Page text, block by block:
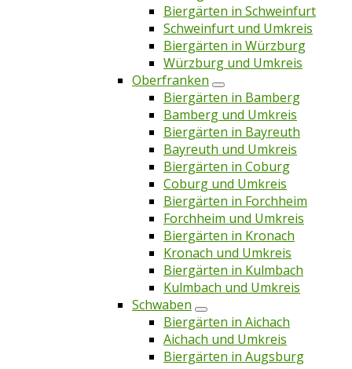
Biergärten in Schweinfurt
Schweinfurt und Umkreis
Biergärten in Würzburg
Würzburg und Umkreis
Oberfranken
Biergärten in Bamberg
Bamberg und Umkreis
Biergärten in Bayreuth
Bayreuth und Umkreis
Biergärten in Coburg
Coburg und Umkreis
Biergärten in Forchheim
Forchheim und Umkreis
Biergärten in Kronach
Kronach und Umkreis
Biergärten in Kulmbach
Kulmbach und Umkreis
Schwaben
Biergärten in Aichach
Aichach und Umkreis
Biergärten in Augsburg